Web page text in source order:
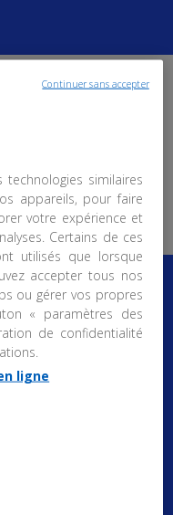
Mathieu
:
des données à
similaires
appareils, pour faire
votre expérience et
Certains de ces
utilisés que lorsque
accepter tous nos
ou gérer vos propres
« paramètres des
de confidentialité
ligne
Continuer sans accepter